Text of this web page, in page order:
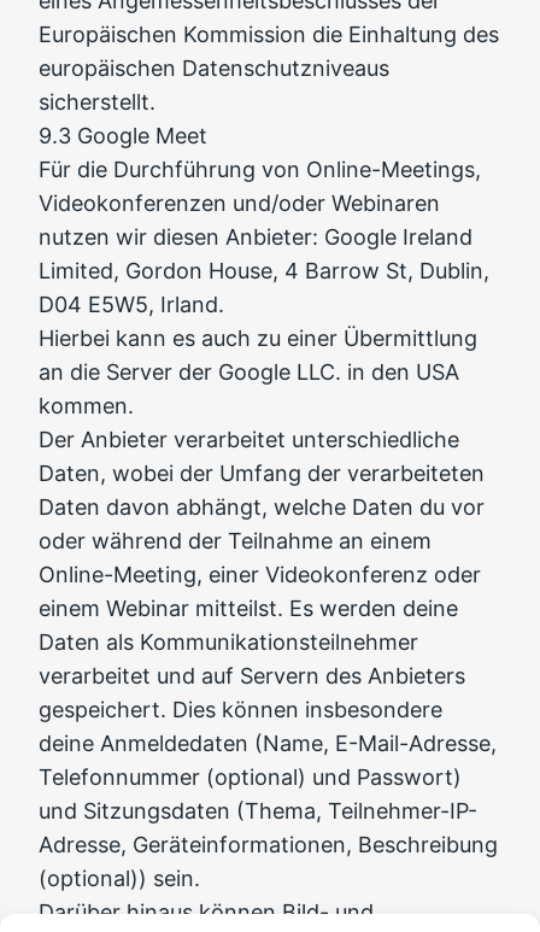
Europäischen Kommission die Einhaltung des
europäischen Datenschutzniveaus
sicherstellt.
9.3 Google Meet
Für die Durchführung von Online-Meetings,
Videokonferenzen und/oder Webinaren
nutzen wir diesen Anbieter: Google Ireland
Limited, Gordon House, 4 Barrow St, Dublin,
D04 E5W5, Irland.
Hierbei kann es auch zu einer Übermittlung
an die Server der Google LLC. in den USA
kommen.
Der Anbieter verarbeitet unterschiedliche
Daten, wobei der Umfang der verarbeiteten
Daten davon abhängt, welche Daten du vor
oder während der Teilnahme an einem
Online-Meeting, einer Videokonferenz oder
einem Webinar mitteilst. Es werden deine
Daten als Kommunikationsteilnehmer
verarbeitet und auf Servern des Anbieters
gespeichert. Dies können insbesondere
deine Anmeldedaten (Name, E-Mail-Adresse,
Telefonnummer (optional) und Passwort)
und Sitzungsdaten (Thema, Teilnehmer-IP-
Adresse, Geräteinformationen, Beschreibung
(optional)) sein.
Darüber hinaus können Bild- und